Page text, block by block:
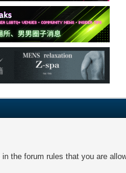
the forum rules that you are